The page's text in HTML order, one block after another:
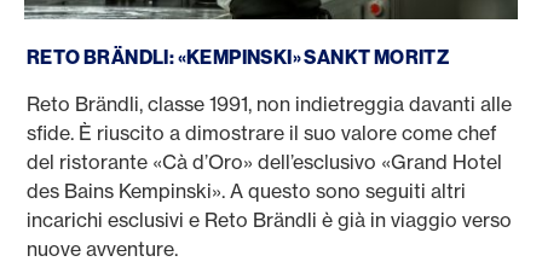
RETO BRÄNDLI: «KEMPINSKI» SANKT MORITZ
Reto Brändli, classe 1991, non indietreggia davanti alle
sfide. È riuscito a dimostrare il suo valore come chef
del ristorante «Cà d’Oro» dell’esclusivo «Grand Hotel
des Bains Kempinski». A questo sono seguiti altri
incarichi esclusivi e Reto Brändli è già in viaggio verso
nuove avventure.